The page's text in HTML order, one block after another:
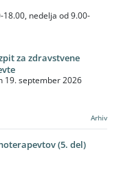
18.00, nedelja od 9.00-
za zdravstvene
19. september 2026
Arhiv
(5. del)